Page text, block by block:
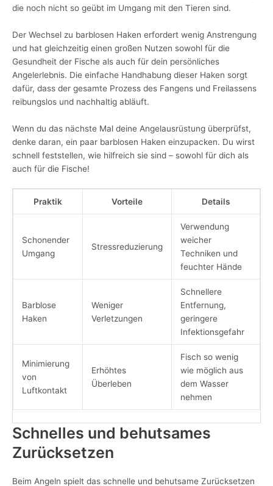
die noch nicht so geübt im Umgang mit den Tieren sind.
Der Wechsel zu barblosen Haken erfordert wenig Anstrengung
und hat gleichzeitig einen großen Nutzen sowohl für die
Gesundheit der Fische als auch für dein persönliches
Angelerlebnis. Die einfache Handhabung dieser Haken sorgt
dafür, dass der gesamte Prozess des Fangens und Freilassens
reibungslos und nachhaltig abläuft.
Wenn du das nächste Mal deine Angelausrüstung überprüfst,
denke daran, ein paar barblosen Haken einzupacken. Du wirst
schnell feststellen, wie hilfreich sie sind – sowohl für dich als
auch für die Fische!
Praktik Vorteile Details
Schonender
Umgang
Stressreduzierung
Verwendung
weicher
Techniken und
feuchter Hände
Barblose
Haken
Weniger
Verletzungen
Schnellere
Entfernung,
geringere
Infektionsgefahr
Minimierung
von
Luftkontakt
Erhöhtes
Überleben
Fisch so wenig
wie möglich aus
dem Wasser
nehmen
Schnelles und behutsames
Zurücksetzen
Beim Angeln spielt das schnelle und behutsame Zurücksetzen